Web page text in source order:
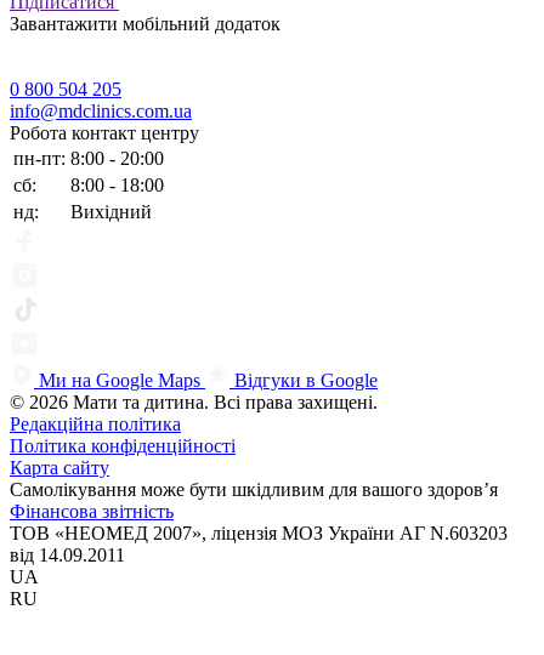
Завантажити мобільний додаток
0 800 504 205
info@mdclinics.com.ua
Робота контакт центру
пн-пт: 8:00 - 20:00
сб:
8:00 - 18:00
нд:
Вихідний
Ми на Google Maps
Відгуки в Google
© 2026 Мати та дитина. Всі права захищені.
Редакційна політика
Політика конфіденційності
Карта сайту
Самолікування може бути шкідливим для вашого здоров’я
Фінансова звітність
ТОВ «НЕОМЕД 2007», ліцензія МОЗ України АГ N.603203
від 14.09.2011
UA
RU